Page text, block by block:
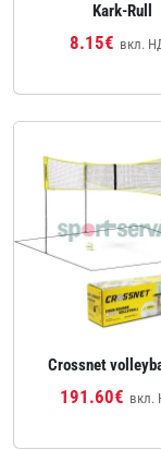
Kark-Rull
8.15€ вкл.
Crossnet
191.60€ вкл.